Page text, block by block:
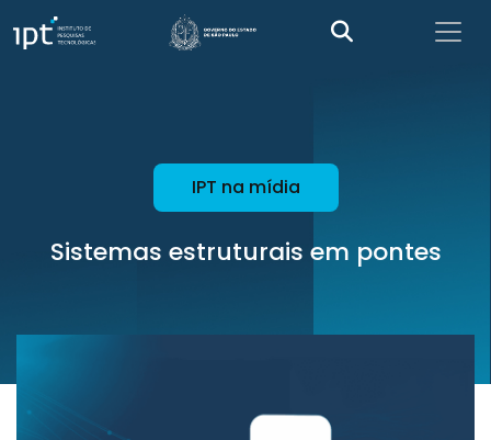
IPT na mídia
Sistemas estruturais em pontes